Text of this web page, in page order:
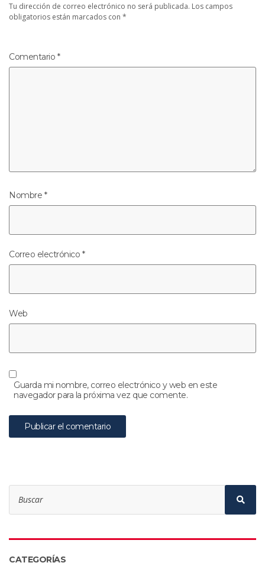
Tu dirección de correo electrónico no será publicada. Los campos
obligatorios están marcados con *
Comentario *
Nombre *
Correo electrónico *
Web
Guarda mi nombre, correo electrónico y web en este
navegador para la próxima vez que comente.
Search
for:
CATEGORÍAS